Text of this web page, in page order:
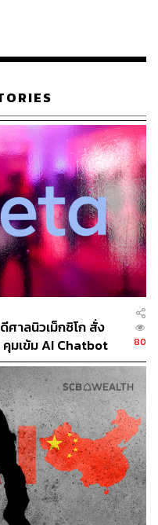
แก่สมองขององค์กร
ะจัดการข้อมูลของทั้ง
งกันจะทำให้การใช้
กัน
Muscle)
โนโลยี นำ AI ออกไปใช้
วนการ และข้อมูลของ
ใช้
บหลายส่วนงาน เช่น การ
ตอนและระยะเวลาใน
ชื่อที่มีมูลค่าไม่สูงมาก
วยพัฒนาซอฟต์แวร์
Muscle)
โอกาสและส่งเสริม
ป็น ทำเร็ว โดยไม่กลัว
ที่ยอมรับได้
ศาลนิวเม็กซิโก สั่ง
มเข้ม AI Chatbot
80